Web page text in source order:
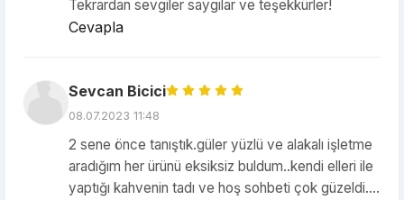
Tekrardan sevgiler saygılar ve teşekkürler!
Cevapla
Sevcan Bicici
08.07.2023 11:48
2 sene önce tanıştık.güler yüzlü ve alakalı işletme
aradığım her ürünü eksiksiz buldum..kendi elleri ile
yaptığı kahvenin tadı ve hoş sohbeti çok güzeldi....